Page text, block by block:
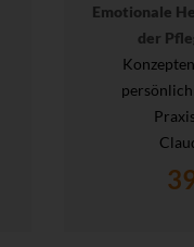
Emotionale
der